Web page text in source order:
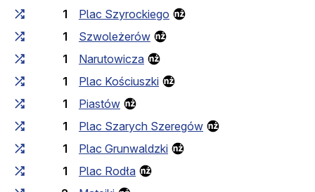
1
Plac Szyrockiego
1
Szwoleżerów
1
Narutowicza
1
Plac Kościuszki
1
Piastów
1
Plac Szarych Szeregów
1
Plac Grunwaldzki
1
Plac Rodła